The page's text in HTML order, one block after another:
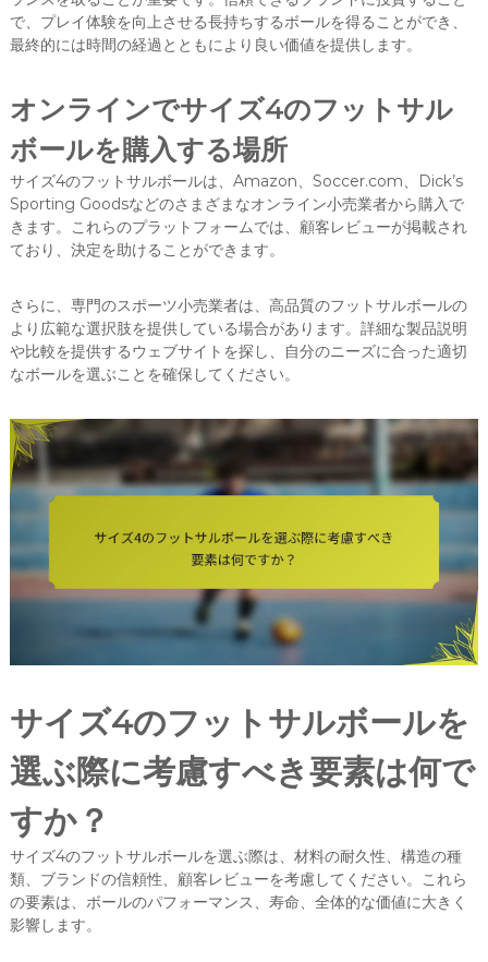
で、プレイ体験を向上させる長持ちするボールを得ることができ、
最終的には時間の経過とともにより良い価値を提供します。
オンラインでサイズ4のフットサル
ボールを購入する場所
サイズ4のフットサルボールは、Amazon、Soccer.com、Dick’s
Sporting Goodsなどのさまざまなオンライン小売業者から購入で
きます。これらのプラットフォームでは、顧客レビューが掲載され
ており、決定を助けることができます。
さらに、専門のスポーツ小売業者は、高品質のフットサルボールの
より広範な選択肢を提供している場合があります。詳細な製品説明
や比較を提供するウェブサイトを探し、自分のニーズに合った適切
なボールを選ぶことを確保してください。
サイズ4のフットサルボールを
選ぶ際に考慮すべき要素は何で
すか？
サイズ4のフットサルボールを選ぶ際は、材料の耐久性、構造の種
類、ブランドの信頼性、顧客レビューを考慮してください。これら
の要素は、ボールのパフォーマンス、寿命、全体的な価値に大きく
影響します。